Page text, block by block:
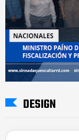
DESIGN